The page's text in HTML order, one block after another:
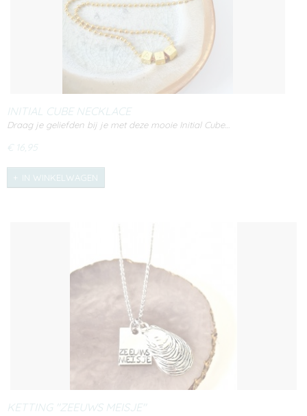
INITIAL CUBE NECKLACE
Draag je geliefden bij je met deze mooie Initial Cube…
€ 16,95
IN WINKELWAGEN
KETTING "ZEEUWS MEISJE"